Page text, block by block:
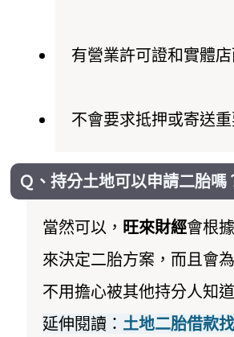
有營業許可證和實體
不會要求抵押或寄送
Ｑ、持分土地可以申請二胎嗎
當然可以， 旺來財經會根
來決定二胎方案，而且會
不用擔心被其他持分人知道
延伸閱讀： 土地二胎借款